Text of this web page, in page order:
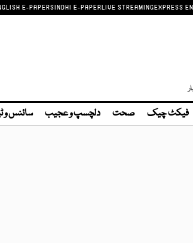
E-PAPERSINDHI E-PAPERLIVE STREAMINGEXPRESS
فیکٹ چیک صحت دلچسپ و عجیب سائنس و